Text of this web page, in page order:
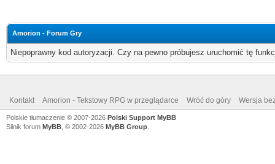
Amorion - Forum Gry
Niepoprawny kod autoryzacji. Czy na pewno próbujesz uruchomić tę
Kontakt Amorion - Tekstowy RPG w przeglądarce Wróć do góry Wersja
Polskie tłumaczenie © 2007-2026 Polski Support MyBB
Silnik forum MyBB , © 2002-2026 MyBB Group